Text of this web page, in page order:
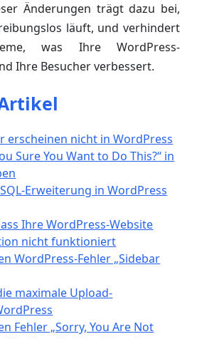
Änderungen trägt dazu bei,
läuft, und verhindert
was Ihre WordPress-
Ihre Besucher verbessert.
erscheinen nicht in WordPress
Sure You Want to Do This?“ in
Erweiterung in WordPress
Ihre WordPress-Website
nicht funktioniert
WordPress-Fehler „Sidebar
maximale Upload-
Fehler „Sorry, You Are Not